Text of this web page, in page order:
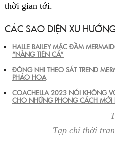
thời gian tới.
CÁC SAO DIỆN XU
HALLE BAILEY MẶC ĐẦM
“NÀNG TIÊN CÁ”
ĐÔNG NHI THEO SÁT TREND
PHÁO HOA
COACHELLA 2023 NÓI KHÔNG
CHO NHỮNG PHONG CÁCH MỚI
Tạp chí thời